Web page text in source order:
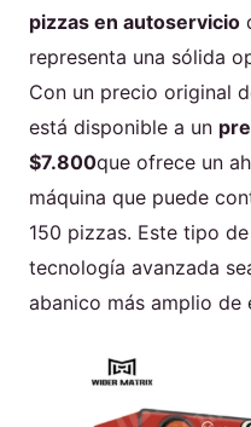
pizzas en autoservicio
representa una sólida
Con un precio original
está disponible a un
$7.800que ofrece un
máquina que puede
150 pizzas. Este tipo
tecnología avanzada
abanico más amplio de